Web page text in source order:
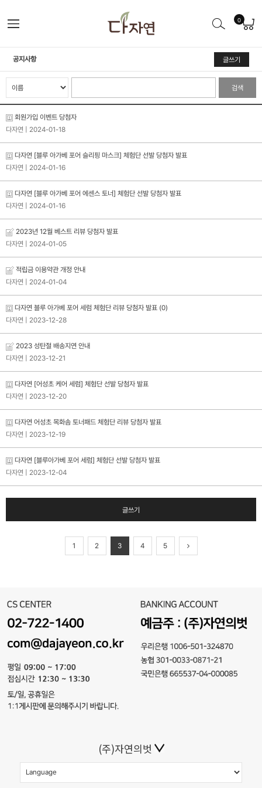
0
공지사항 글쓰기
검색
회원가입 이벤트 당첨자
다자연
| 2024-01-18
다자연 [블루 아가베 포어 슬리핑 마스크] 체험단 선발 당첨자 발표
다자연
| 2024-01-16
다자연 [블루 아가베 포어 에센스 토너] 체험단 선발 당첨자 발표
다자연
| 2024-01-16
2023년 12월 베스트 리뷰 당첨자 발표
다자연
| 2024-01-05
적립금 이용약관 개정 안내
다자연
| 2024-01-04
다자연 블루 아가베 포어 세럼 체험단 리뷰 당첨자 발표 (0)
다자연
| 2023-12-28
2023 성탄절 배송지연 안내
다자연
| 2023-12-21
다자연 [어성초 케어 세럼] 체험단 선발 당첨자 발표
다자연
| 2023-12-20
다자연 어성초 목화솜 토너패드 체험단 리뷰 당첨자 발표
다자연
| 2023-12-19
다자연 [블루아가베 포어 세럼] 체험단 선발 당첨자 발표
다자연
| 2023-12-04
글쓰기
1 2 3 4 5
(주)자연의벗